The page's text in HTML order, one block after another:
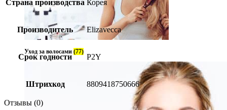
Уход за волосами (77)
Страна производства Корея
Производитель Elizavecca
Срок годности P2Y
Штрихкод 8809418750666
Отзывы (0)